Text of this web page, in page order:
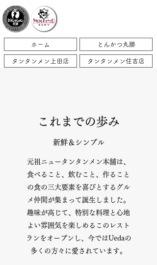
ホーム とんかつ丸勝
タンタンメン上田店 タンタンメン住吉店
これまでの歩み
新鮮＆シンプル
元祖ニュータンタンメン本舗は、
食べること、飲むこと、作ること
の食の三大要素を喜びとするグル
メ仲間が集まって誕生しました。
趣味が高じて、特別な料理と心地
よい雰囲気を楽しめるこのレスト
ランをオープンし、今ではUedaの
多くの方々に愛されています。